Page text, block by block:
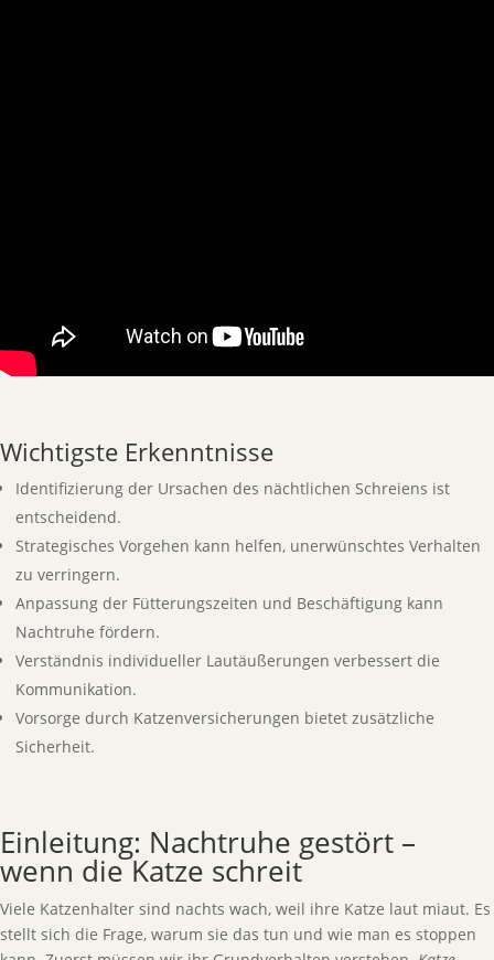
Wichtigste Erkenntnisse
Identifizierung der Ursachen des nächtlichen Schreiens ist
entscheidend.
Strategisches Vorgehen kann helfen, unerwünschtes Verhalten
zu verringern.
Anpassung der Fütterungszeiten und Beschäftigung kann
Nachtruhe fördern.
Verständnis individueller Lautäußerungen verbessert die
Kommunikation.
Vorsorge durch Katzenversicherungen bietet zusätzliche
Sicherheit.
Einleitung: Nachtruhe gestört –
wenn die Katze schreit
Viele Katzenhalter sind nachts wach, weil ihre Katze laut miaut. Es
stellt sich die Frage, warum sie das tun und wie man es stoppen